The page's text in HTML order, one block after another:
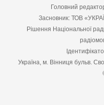
Головний
Засновник: ТОВ
Рішення Національної
Україна, м. Вінниця бульв.